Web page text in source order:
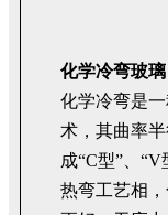
化学冷弯玻璃
化学冷弯是
术，其曲率半
成“C型”、“V
热弯工艺相